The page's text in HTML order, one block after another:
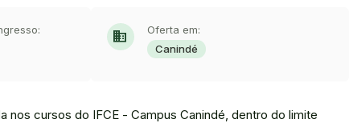
domain
Oferta em:
Canindé
nos cursos do IFCE - Campus Canindé, dentro do limite